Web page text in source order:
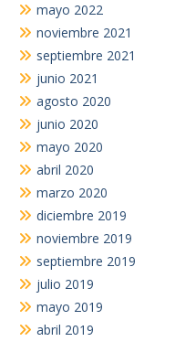
mayo 2022
noviembre 2021
septiembre 2021
junio 2021
agosto 2020
junio 2020
mayo 2020
abril 2020
marzo 2020
diciembre 2019
noviembre 2019
septiembre 2019
julio 2019
mayo 2019
abril 2019